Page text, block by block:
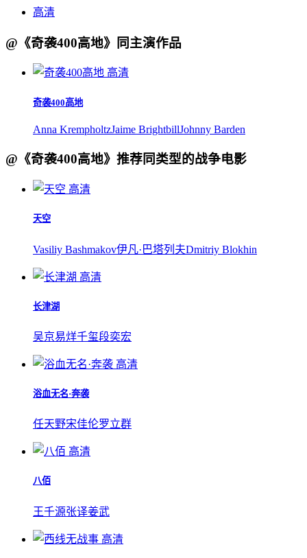
高清
@《奇袭400高地》同主演作品
高清
奇袭400高地
Anna KrempholtzJaime BrightbillJohnny Barden
@《奇袭400高地》推荐同类型的战争电影
高清
天空
Vasiliy Bashmakov伊凡·巴塔列夫Dmitriy Blokhin
高清
长津湖
吴京易烊千玺段奕宏
高清
浴血无名·奔袭
任天野宋佳伦罗立群
高清
八佰
王千源张译姜武
高清